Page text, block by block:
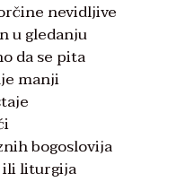
nevidljive
u gledanju
da se pita
manji
bogoslovija
ili liturgija